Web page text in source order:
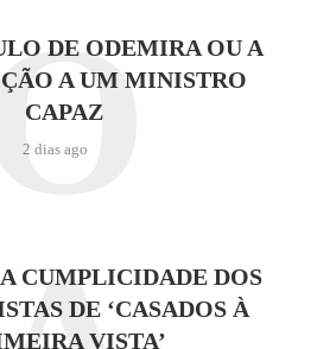
DE ODEMIRA OU A
A UM MINISTRO
CAPAZ
2 dias ago
CUMPLICIDADE DOS
DE ‘CASADOS À
VISTA’